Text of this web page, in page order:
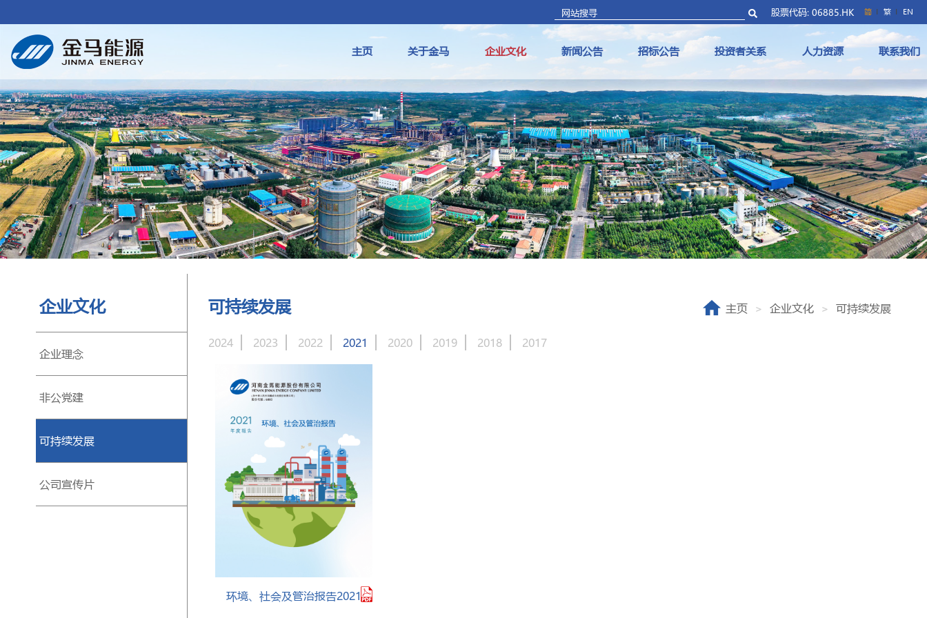
股票代码: 06885.HK 简 繁 EN
主页 关于金马 企业文化 新闻公告 招标公告 投资者关系 人力资源 联系我们
企业文化
企业理念
非公党建
可持续发展
公司宣传片
可持续发展 主页 企业文化 可持续发展
2024 2023 2022 2021 2020 2019 2018 2017
环境、社会及管治报告2021